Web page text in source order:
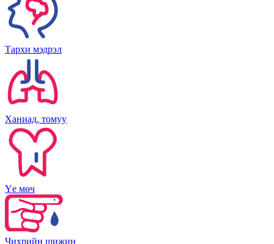
Тархи мэдрэл
Ханиад, томуу
Үе мөч
Чихрийн шижин